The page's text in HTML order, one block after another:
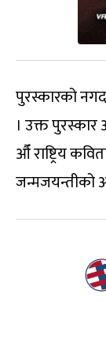
पुरस्कारको
। उक्त
औँ राष्ट्रिय
जन्मजयन्तीको